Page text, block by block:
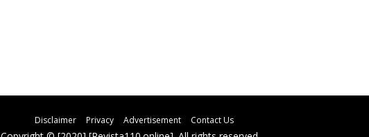
Disclaimer Privacy Advertisement Contact Us